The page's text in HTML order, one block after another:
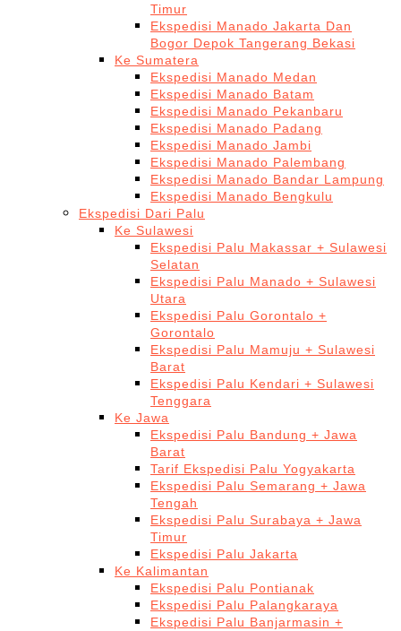
Timur
Ekspedisi Manado Jakarta Dan
Bogor Depok Tangerang Bekasi
Ke Sumatera
Ekspedisi Manado Medan
Ekspedisi Manado Batam
Ekspedisi Manado Pekanbaru
Ekspedisi Manado Padang
Ekspedisi Manado Jambi
Ekspedisi Manado Palembang
Ekspedisi Manado Bandar Lampung
Ekspedisi Manado Bengkulu
Ekspedisi Dari Palu
Ke Sulawesi
Ekspedisi Palu Makassar + Sulawesi
Selatan
Ekspedisi Palu Manado + Sulawesi
Utara
Ekspedisi Palu Gorontalo +
Gorontalo
Ekspedisi Palu Mamuju + Sulawesi
Barat
Ekspedisi Palu Kendari + Sulawesi
Tenggara
Ke Jawa
Ekspedisi Palu Bandung + Jawa
Barat
Tarif Ekspedisi Palu Yogyakarta
Ekspedisi Palu Semarang + Jawa
Tengah
Ekspedisi Palu Surabaya + Jawa
Timur
Ekspedisi Palu Jakarta
Ke Kalimantan
Ekspedisi Palu Pontianak
Ekspedisi Palu Palangkaraya
Ekspedisi Palu Banjarmasin +